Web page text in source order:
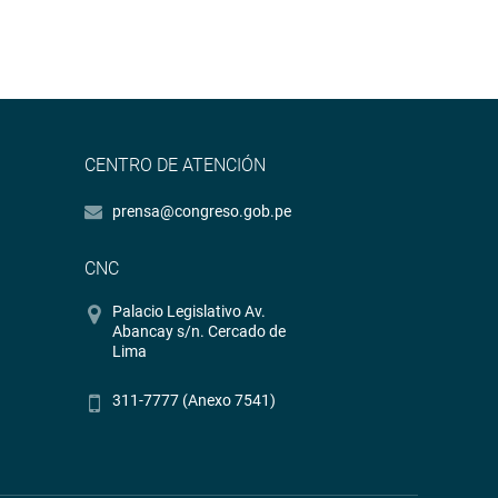
CENTRO DE ATENCIÓN
prensa@congreso.gob.pe
CNC
Palacio Legislativo Av.
Abancay s/n. Cercado de
Lima
311-7777 (Anexo 7541)